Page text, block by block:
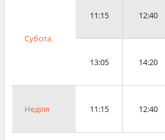
Субота
11:15 12:40
13:05 14:20
Неділя 11:15 12:40